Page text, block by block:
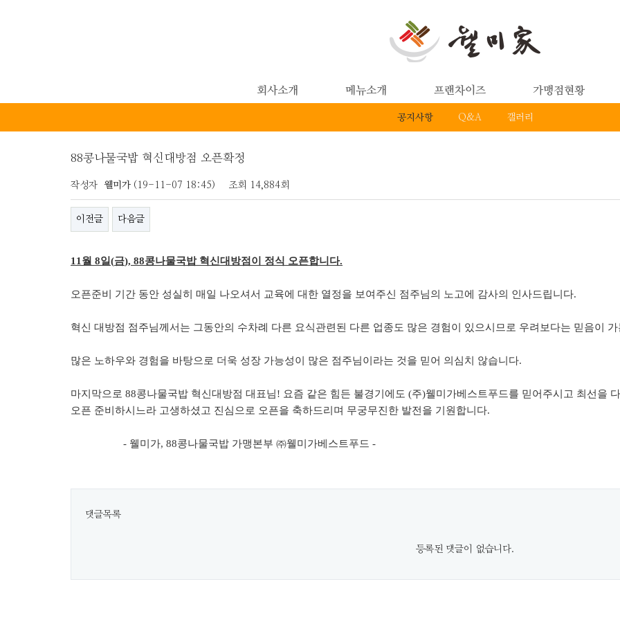
회사소개 메뉴소개 프랜차이즈 가맹점현황
공지사항 Q&A 갤러리
88콩나물국밥 혁신대방점 오픈확정
작성자 웰미가 (19-11-07 18:45) 조회 14,884회
이전글 다음글
11 월 8일(금), 88콩나물국밥 혁신대방점이 정식 오픈합니다.
오픈준비 기간 동안 성실히 매일 나오셔서 교육에 대한 열정을 보여주신 점주님의 노고에 감사의 인사드립니다.
혁신 대방점 점주님께서는 그동안의 수차례 다른 요식관련된 다른 업종도 많은 경험이 있으시므로 우려보다는 믿음이
많은 노하우와 경험을 바탕으로 더욱 성장 가능성이 많은 점주님이라는 것을 믿어 의심치 않습니다.
마지막으로 88콩나물국밥 혁신대방점 대표님! 요즘 같은 힘든 불경기에도 (주)웰미가베스트푸드를 믿어주시고 최선을
오픈 준비하시느라 고생하셨고 진심으로 오픈을 축하드리며 무궁무진한 발전을 기원합니다.
- 웰미가, 88콩나물국밥 가맹본부 ㈜웰미가베스트푸드 -
댓글목록
등록된 댓글이 없습니다.